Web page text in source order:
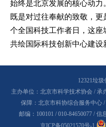
始终是北京发展的核心动力
既是对过往奉献的致敬，
个全国科技工作者日，这座
共绘国际科技创新中心建设
12321垃
主办单位：北京市科学技术协会 /
保障：北京市科协综合服务中心
邮编：100101 / 010-84650077 /信
京ICP备05021570号-1